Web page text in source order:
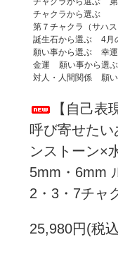
チャクラから選ぶ
第７チャクラ（サハ
誕生石から選ぶ
4月
願い事から選ぶ
幸
金運
願い事から選ぶ
対人・人間関係
願
【自己表
呼び寄せた
ンストーン×
5mm・6mm
2・3・7チャ
25,980円(税